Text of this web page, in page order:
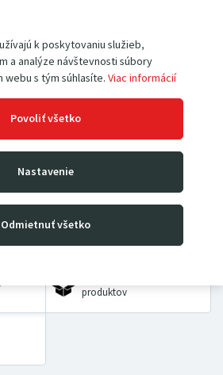
k poskytovaniu služieb,
a analýze návštevnosti súbory
webu s tým súhlasíte. Viac informácií
Povoliť všetko
Nastavenie
Odmietnuť všetko
Vysokozdvižné vozíky
Priemyselné vážiace
produktov